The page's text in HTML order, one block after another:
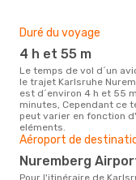
Duré du voyage
4 h et 55 m
Le temps de vol d´un avion pour
le trajet Karlsruhe
est d´environ 4 h et 55 m
minutes, Cependant ce
peut varier en fonction
eléments.
Aéroport de
Nuremberg
Pour l'itinéraire de Karlsruhe à